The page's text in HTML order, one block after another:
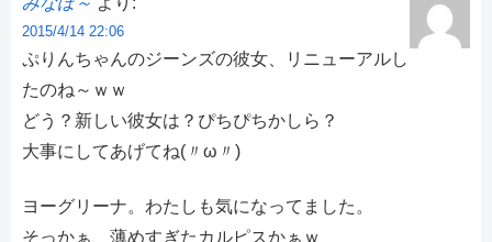
2015/4/14 22:06
ぷりんちゃんのジーンズの彼女、リニューアルし
たのね～ｗｗ
どう？新しい彼女は？ぴちぴちかしら？
大事にしてあげてね(〃ω〃)
ヨーグリーナ。わたしも気になってました。
そっかぁ、薄めすぎたカルピスかぁｗ